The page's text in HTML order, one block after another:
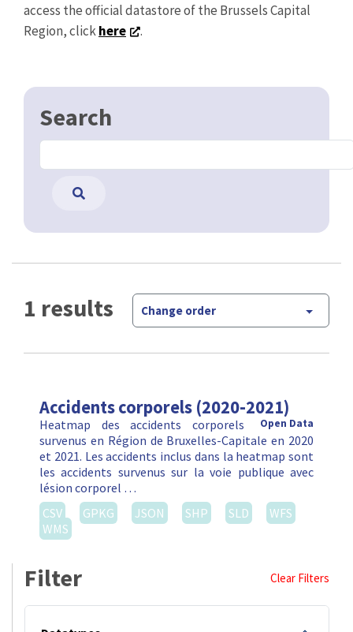
access the official datastore of the Brussels Capital
Region, clickhere .
Search
1 results Change order
Accidents corporels (2020-2021)
Open Data
Heatmap des accidents corporels
survenus en Région de Bruxelles-Capitale en 2020
et 2021. Les accidents inclus dans la heatmap sont
les accidents survenus sur la voie publique avec
lésion corporel …
CSV
GPKG JSON SHP SLD
WFS
WMS
Filter Clear Filters